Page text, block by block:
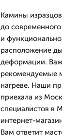
Камины
до
и
расположение
деформации.
рекомендуемые
нагреве. Наши
приехала из
специалистов в
интернет-
Вам ответит